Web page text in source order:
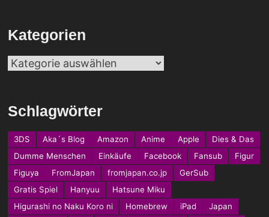
Kategorien
Kategorien
Schlagwörter
3DS Aka´s Blog Amazon Anime Apple
Dies & Das
Dumme Menschen
Einkäufe Facebook Fansub
Figur
Figuya
FromJapan fromjapan.co.jp
GerSub
Gratis Spiel
Hanyuu
Hatsune Miku
Higurashi no Naku Koro ni
Homebrew iPad Japan